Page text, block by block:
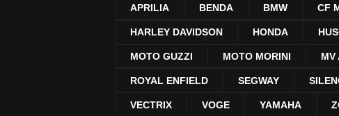
APRILIA BENDA BMW CF
HARLEY DAVIDSON HONDA
MOTO GUZZI MOTO MORINI MV
ROYAL ENFIELD SEGWAY
VECTRIX VOGE YAMAHA